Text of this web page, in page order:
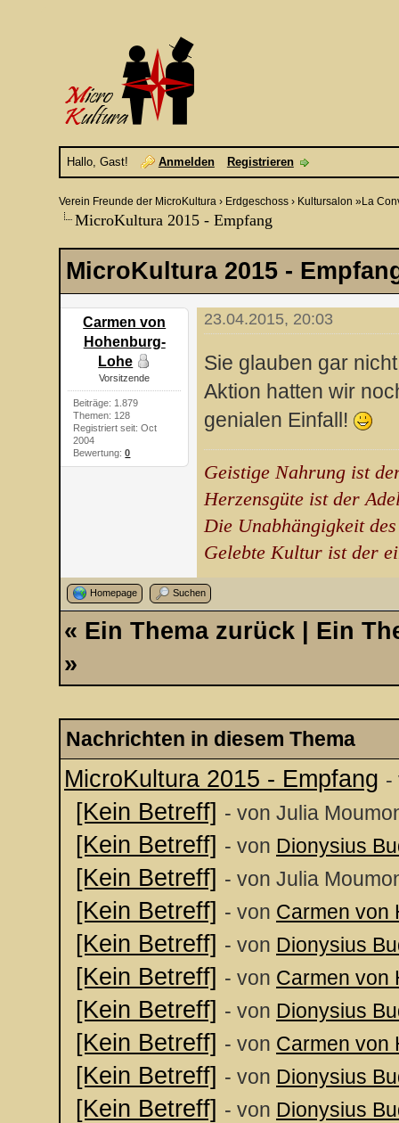
Hallo, Gast! Anmelden Registrieren
Verein Freunde der MicroKultura› Erdgeschoss› Kultursalon »La
MicroKultura 2015 - Empfang
MicroKultura 2015 -
Carmen von
Hohenburg-
Lohe
Vorsitzende
Beiträge: 1.879
Themen: 128
Registriert seit: Oct
2004
Bewertung:0
23.04.2015, 20:03
Sie glauben gar
Aktion hatten wir
genialen Einfall!
Geistige Nahrung ist
Herzensgüte ist der
Die Unabhängigkeit
Gelebte Kultur ist der
Homepage Suchen
« Ein Thema zurück
Ein
»
Nachrichten in diesem Thema
MicroKultura 2015 - Empfang -
[Kein Betreff] - von Julia
[Kein Betreff] - von Dionysius
[Kein Betreff] - von Julia
[Kein Betreff] - von Carmen von
[Kein Betreff] - von Dionysius
[Kein Betreff] - von Carmen von
[Kein Betreff] - von Dionysius
[Kein Betreff] - von Carmen von
[Kein Betreff] - von Dionysius
[Kein Betreff] - von Dionysius